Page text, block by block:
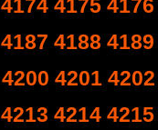
4174 4175 4176
4187 4188 4189
4200 4201 4202
4213 4214 4215